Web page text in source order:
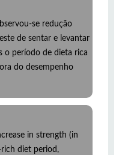
se redução
de sentar e levantar
o período de dieta rica
do desempenho
in strength (in
diet period,